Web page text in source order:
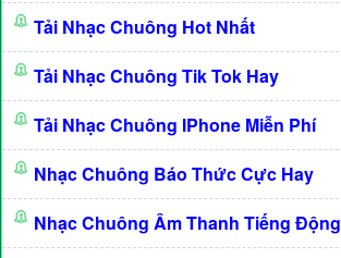
Tải Nhạc Chuông Hot Nhất
Tải Nhạc Chuông Tik Tok Hay
Tải Nhạc Chuông IPhone Miễn Phí
Nhạc Chuông Báo Thức Cực Hay
Nhạc Chuông Âm Thanh Tiếng Động